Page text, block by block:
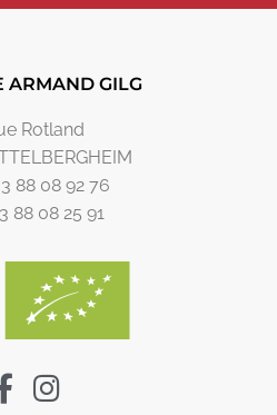
ARMAND GILG
Rotland
88 08 92 76
88 08 25 91